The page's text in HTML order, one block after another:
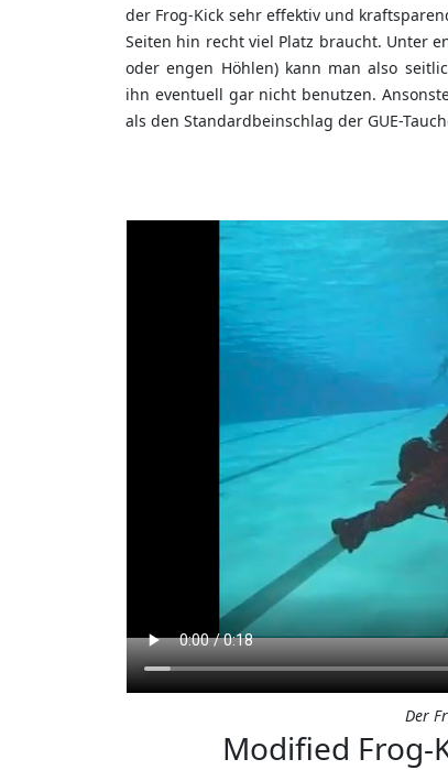
der Frog-Kick sehr effektiv und
Seiten hin recht viel Platz braucht. Unter
oder engen Höhlen) kann man also
ihn eventuell gar nicht benutzen.
als den Standardbeinschlag der GUE-
Der
Modified Frog-